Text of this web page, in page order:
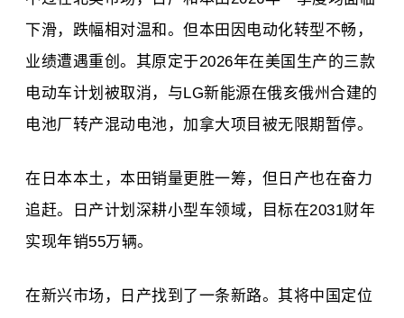
下滑，跌幅相对温和。但本田因电动化转型不畅，
业绩遭遇重创。其原定于2026年在美国生产的三款
电动车计划被取消，与LG新能源在俄亥俄州合建的
电池厂转产混动电池，加拿大项目被无限期暂停。
在日本本土，本田销量更胜一筹，但日产也在奋力
追赶。日产计划深耕小型车领域，目标在2031财年
实现年销55万辆。
在新兴市场，日产找到了一条新路。其将中国定位